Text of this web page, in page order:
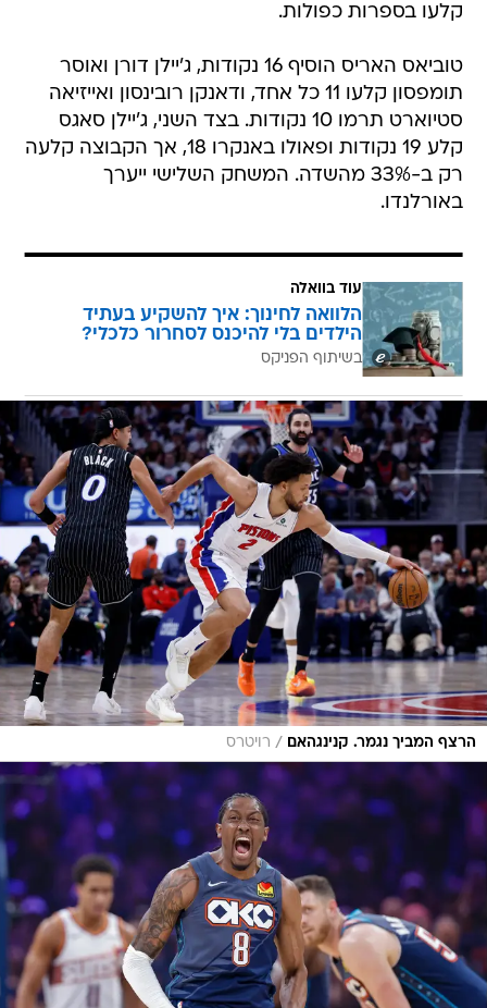
קלעו בספרות כפולות.
טוביאס האריס הוסיף 16 נקודות, ג'יילן דורן ואוסר
תומפסון קלעו 11 כל אחד, ודאנקן רובינסון ואייזיאה
סטיוארט תרמו 10 נקודות. בצד השני, ג'יילן סאגס
קלע 19 נקודות ופאולו באנקרו 18, אך הקבוצה קלעה
רק ב-33% מהשדה. המשחק השלישי ייערך
באורלנדו.
עוד בוואלה
הלוואה לחינוך: איך להשקיע בעתיד
הילדים בלי להיכנס לסחרור כלכלי?
בשיתוף הפניקס
הרצף המביך נגמר. קנינגהאם / רויטרס